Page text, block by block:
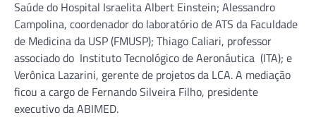
Saúde do Hospital Israelita Albert Einstein; Alessandro
Campolina, coordenador do laboratório de ATS da Faculdade
de Medicina da USP (FMUSP); Thiago Caliari, professor
associado do Instituto Tecnológico de Aeronáutica (ITA); e
Verônica Lazarini, gerente de projetos da LCA. A mediação
ficou a cargo de Fernando Silveira Filho, presidente
executivo da ABIMED.